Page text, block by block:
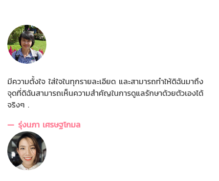
มีความตั้งใจ ใส่ใจในทุกรายละเอียด และสามารถทำให้ดิฉันมาถึง
จุดที่ดิฉันสามารถเห็นความสำคัญในการดูแลรักษาด้วยตัวเองได้
จริงๆ .
รุ่งนภา เศรษฐโกมล